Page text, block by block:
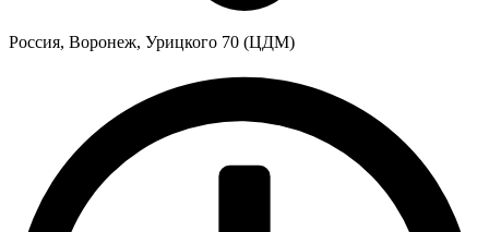
Россия, Воронеж, Урицкого 70 (ЦДМ)